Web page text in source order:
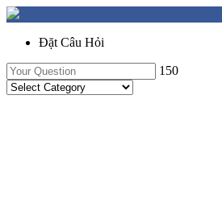
Đặt Câu Hỏi
150